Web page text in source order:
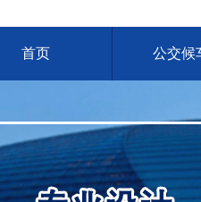
首页 公交候